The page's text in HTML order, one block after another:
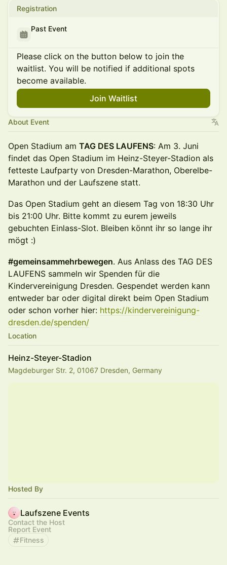
Registration
Past Event
Please click on the button below to join the
waitlist. You will be notified if additional spots
become available.
Join Waitlist
About Event
Open Stadium am TAG DES LAUFENS: Am 3. Juni
findet das Open Stadium im Heinz-Steyer-Stadion als
fetteste Laufparty von Dresden-Marathon, Oberelbe-
Marathon und der Laufszene statt.
Das Open Stadium geht an diesem Tag von 18:30 Uhr
bis 21:00 Uhr. Bitte kommt zu eurem jeweils
gebuchten Einlass-Slot. Bleiben könnt ihr so lange ihr
mögt :)
#gemeinsammehrbewegen. Aus Anlass des TAG DES
LAUFENS sammeln wir Spenden für die
Kindervereinigung Dresden. Gespendet werden kann
entweder bar oder digital direkt beim Open Stadium
oder schon vorher hier: https://kindervereinigung-
dresden.de/spenden/
Location
Heinz-Steyer-Stadion
Magdeburger Str. 2, 01067 Dresden, Germany
Hosted By
Laufszene Events
Contact the Host
Report Event
Fitness